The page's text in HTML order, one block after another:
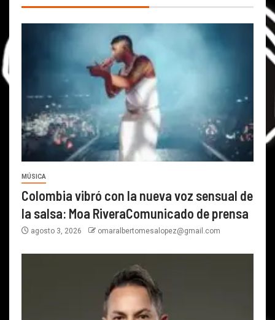
MÚSICA
Colombia vibró con la nueva voz sensual de
la salsa: Moa RiveraComunicado de prensa
agosto 3, 2026 omaralbertomesalopez@gmail.com